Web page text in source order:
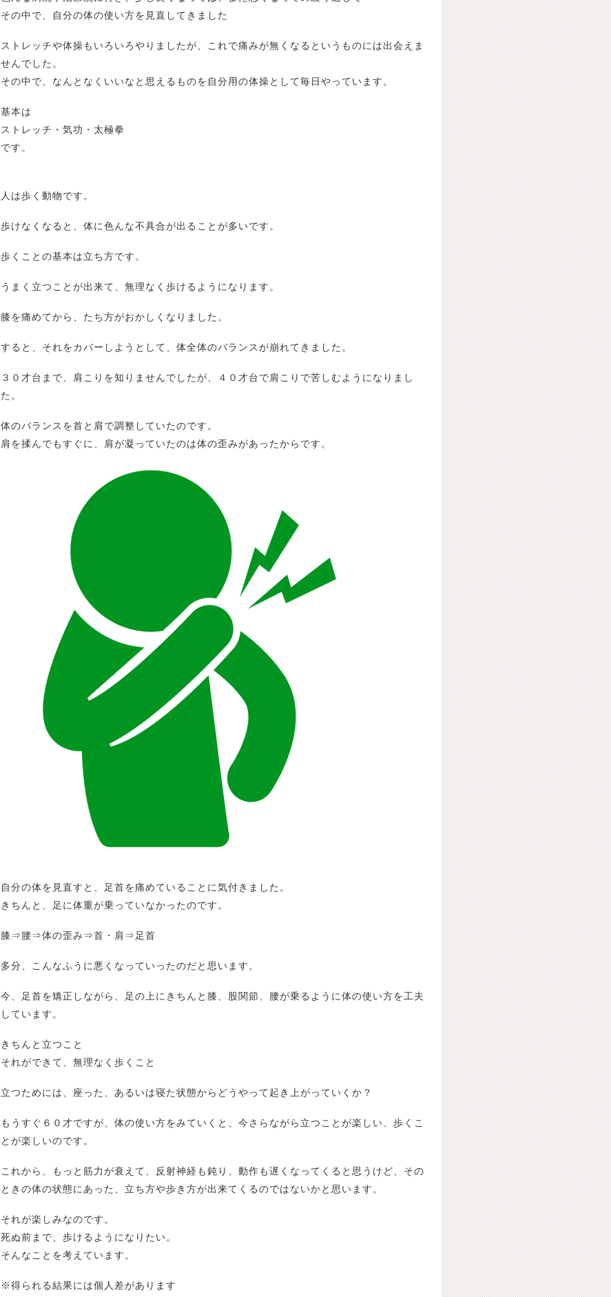
その中で、自分の体の使い方を見直してきました
ストレッチや体操もいろいろやりましたが、これで痛みが無くなるというものには出会えま
せんでした。
その中で、なんとなくいいなと思えるものを自分用の体操として毎日やっています。
基本は
ストレッチ・気功・太極拳
です。
人は歩く動物です。
歩けなくなると、体に色んな不具合が出ることが多いです。
歩くことの基本は立ち方です。
うまく立つことが出来て、無理なく歩けるようになります。
膝を痛めてから、たち方がおかしくなりました。
すると、それをカバーしようとして、体全体のバランスが崩れてきました。
３０才台まで、肩こりを知りませんでしたが、４０才台で肩こりで苦しむようになりまし
た。
体のバランスを首と肩で調整していたのです。
肩を揉んでもすぐに、肩が凝っていたのは体の歪みがあったからです。
自分の体を見直すと、足首を痛めていることに気付きました。
きちんと、足に体重が乗っていなかったのです。
膝⇒腰⇒体の歪み⇒首・肩⇒足首
多分、こんなふうに悪くなっていったのだと思います。
今、足首を矯正しながら、足の上にきちんと膝、股関節、腰が乗るように体の使い方を工夫
しています。
きちんと立つこと
それができて、無理なく歩くこと
立つためには、座った、あるいは寝た状態からどうやって起き上がっていくか？
もうすぐ６０才ですが、体の使い方をみていくと、今さらながら立つことが楽しい、歩くこ
とが楽しいのです。
これから、もっと筋力が衰えて、反射神経も鈍り、動作も遅くなってくると思うけど、その
ときの体の状態にあった、立ち方や歩き方が出来てくるのではないかと思います。
それが楽しみなのです。
死ぬ前まで、歩けるようになりたい。
そんなことを考えています。
※得られる結果には個人差があります